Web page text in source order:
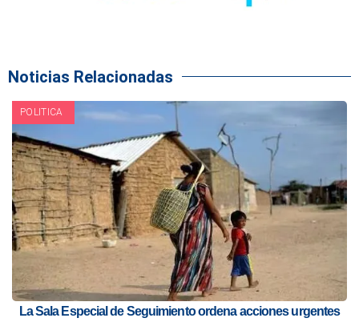
Noticias Relacionadas
POLITICA
La Sala Especial de Seguimiento ordena acciones urgentes